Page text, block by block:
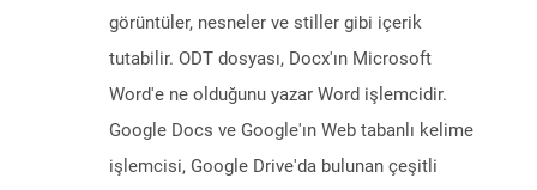
görüntüler, nesneler ve stiller gibi içerik
tutabilir. ODT dosyası, Docx'ın Microsoft
Word'e ne olduğunu yazar Word işlemcidir.
Google Docs ve Google'ın Web tabanlı kelime
işlemcisi, Google Drive'da bulunan çeşitli